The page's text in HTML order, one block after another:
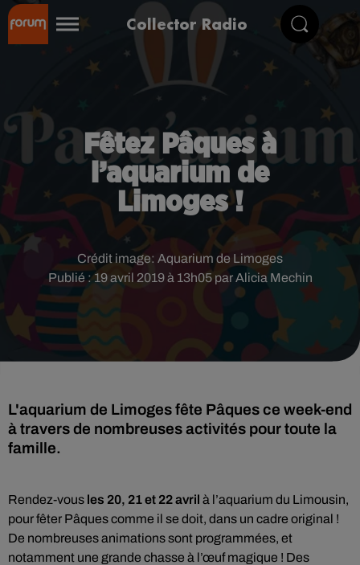
Collector Radio
Fêtez Pâques à
l’aquarium de
Limoges !
Publié : 19 avril 2019 à 13h05 par Alicia Mechin
Crédit image: Aquarium de Limoges
L'aquarium de Limoges fête Pâques ce week-end
à travers de nombreuses activités pour toute la
famille.
Rendez-vous les 20, 21 et 22 avril à l’aquarium du Limousin,
pour fêter Pâques comme il se doit, dans un cadre original !
De nombreuses animations sont programmées, et
notamment une grande chasse à l’œuf magique ! Des